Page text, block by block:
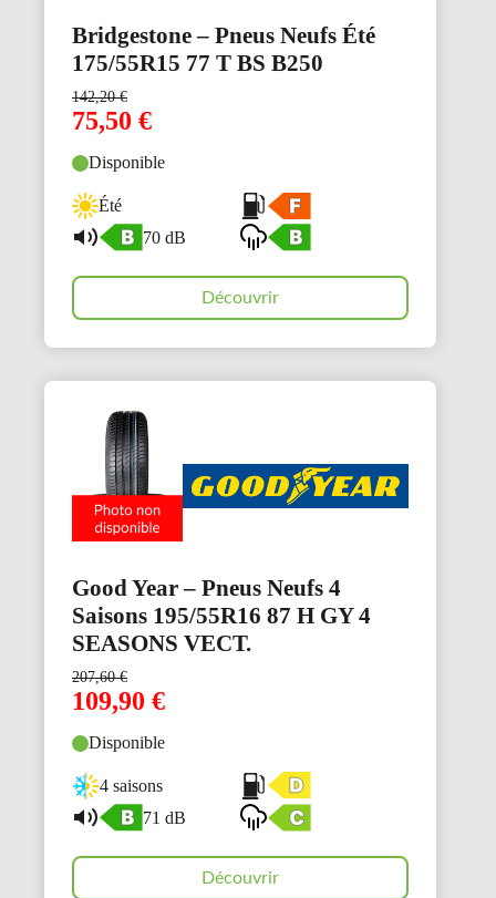
Bridgestone – Pneus Neufs Été
175/55R15 77 T BS B250
142,20€
75,50 €
Disponible
Été
70 dB
Découvrir
Good Year – Pneus Neufs 4
Saisons 195/55R16 87 H GY 4
SEASONS VECT.
207,60€
109,90 €
Disponible
4 saisons
71 dB
Découvrir